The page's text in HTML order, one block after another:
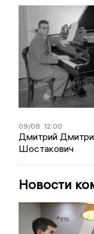
09/08 12:00
Дмитрий
Шостакович
Новости